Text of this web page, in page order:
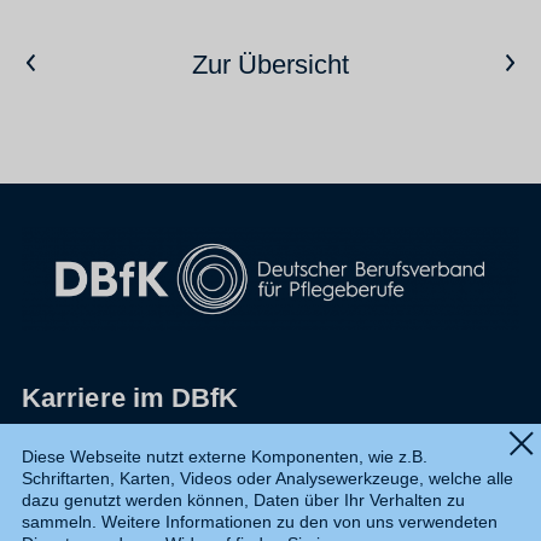
Vorheriger ArtikelZur ÜbersichtNächster Artikel
Karriere im DBfK
Datenschutz
Shop
Diese Webseite nutzt externe Komponenten, wie z.B.
Schriftarten, Karten, Videos oder Analysewerkzeuge, welche alle
dazu genutzt werden können, Daten über Ihr Verhalten zu
sammeln. Weitere Informationen zu den von uns verwendeten